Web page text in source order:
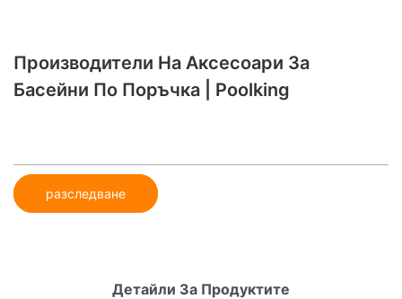
Производители На Аксесоари За
Басейни По Поръчка | Poolking
разследване
Детайли За Продуктите